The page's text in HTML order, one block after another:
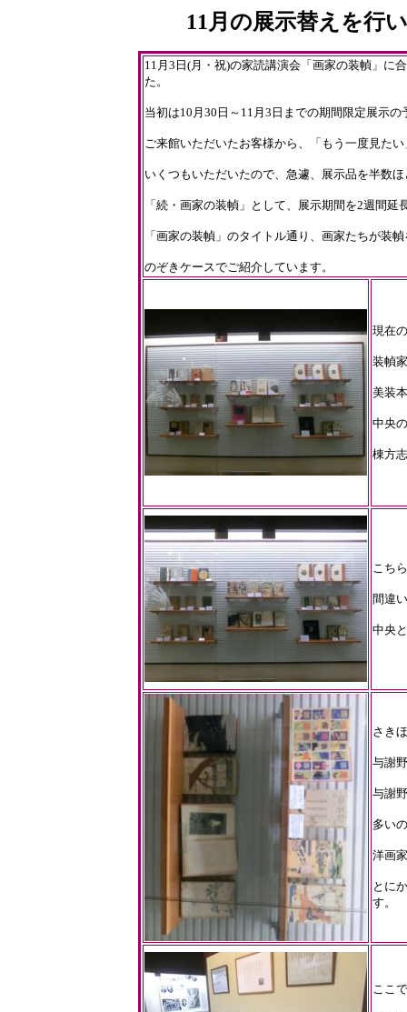
11月の展示替えを行
11月3日(月・祝)の家読講演会「画家の装幀」に
た。
当初は10月30日～11月3日までの期間限定展示の
ご来館いただいたお客様から、「もう一度見た
いくつもいただいたので、急遽、展示品を半数
「続・画家の装幀」として、展示期間を2週間延
「画家の装幀」のタイトル通り、画家たちが装
のぞきケースでご紹介しています。
現在
装幀
美装
中央
棟方
こち
間違
中央
さき
与謝
与謝
多い
洋画
とに
す。
ここ